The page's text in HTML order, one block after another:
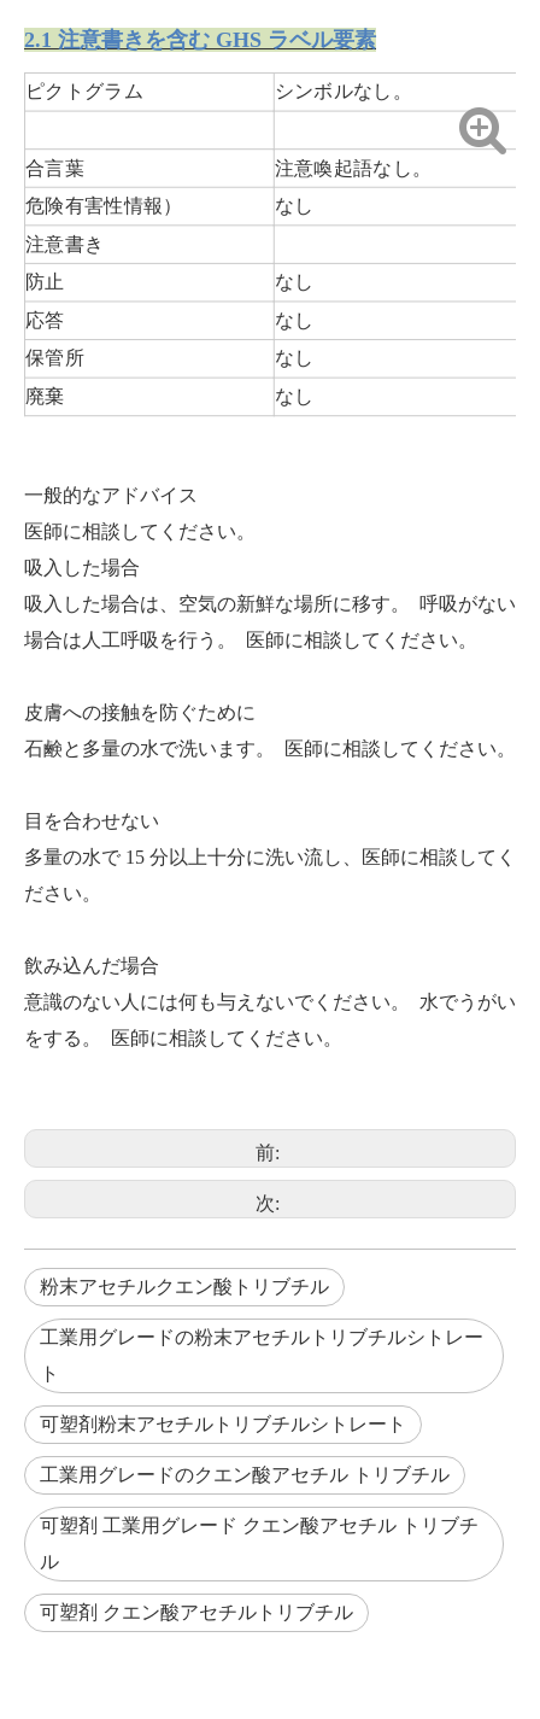
2.1 注意書きを含む GHS ラベル要素
ピクトグラム シンボルなし。
合言葉
注意喚起語なし。
危険有害性情報）
なし
注意書き
防止
なし
応答
なし
保管所
なし
廃棄
なし
一般的なアドバイス
医師に相談してください。
吸入した場合
吸入した場合は、空気の新鮮な場所に移す。 呼吸がない
場合は人工呼吸を行う。 医師に相談してください。
皮膚への接触を防ぐために
石鹸と多量の水で洗います。 医師に相談してください。
目を合わせない
多量の水で 15 分以上十分に洗い流し、医師に相談してく
ださい。
飲み込んだ場合
意識のない人には何も与えないでください。 水でうがい
をする。 医師に相談してください。
前:
次:
粉末アセチルクエン酸トリブチル
工業用グレードの粉末アセチルトリブチルシトレー
ト
可塑剤粉末アセチルトリブチルシトレート
工業用グレードのクエン酸アセチル トリブチル
可塑剤 工業用グレード クエン酸アセチル トリブチ
ル
可塑剤 クエン酸アセチルトリブチル